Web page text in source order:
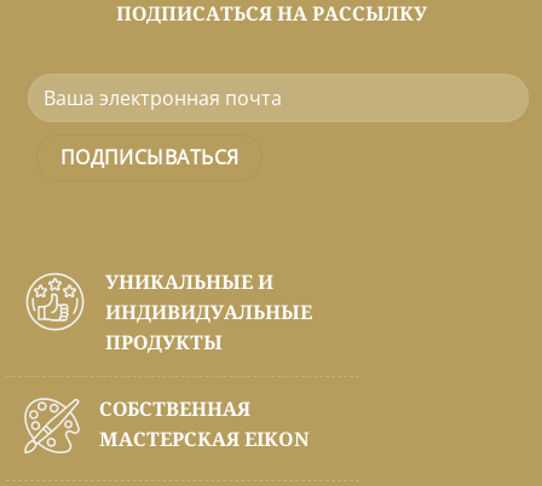
ПОДПИСАТЬСЯ НА РАССЫЛКУ
УНИКАЛЬНЫЕ И
ИНДИВИДУАЛЬНЫЕ
ПРОДУКТЫ
СОБСТВЕННАЯ
МАСТЕРСКАЯ EIKON